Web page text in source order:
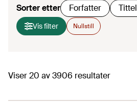
Sorter etter Forfatter Tittel
Vis filter Nullstill
Viser20 av3906 resultater